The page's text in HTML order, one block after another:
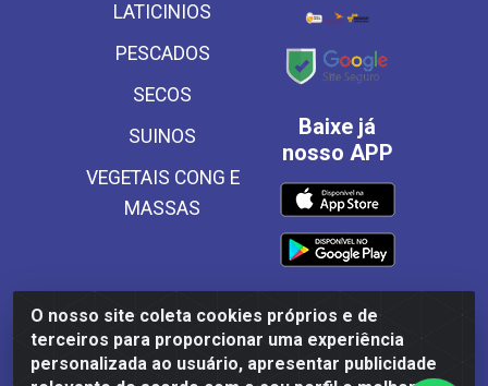
O nosso site coleta cookies próprios e de
terceiros para proporcionar uma experiência
personalizada ao usuário, apresentar publicidade
LATICINIOS
PESCADOS
SECOS
SUINOS
VEGETAIS CONG E
MASSAS
Baixe já
nosso APP
Frinscal - Distribuidora e Importadora de Alimentos LTDA -
Rodovia BR 101 Sul Km 187, 310 Galpão - Santa Rosa,
Palmares/PE - CEP 55540-000 - CNPJ 03.504.437/0001-50